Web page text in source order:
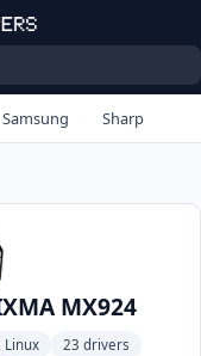
Samsung Sharp
MX924
Linux
23 drivers